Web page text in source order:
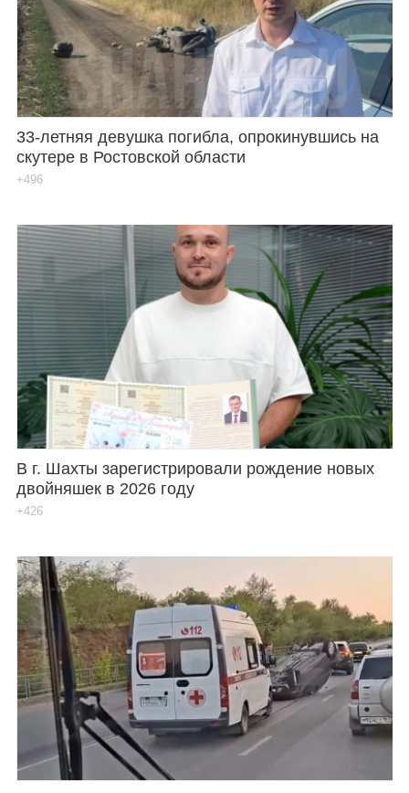
33-летняя девушка погибла, опрокинувшись на
скутере в Ростовской области
+496
В г. Шахты зарегистрировали рождение новых
двойняшек в 2026 году
+426